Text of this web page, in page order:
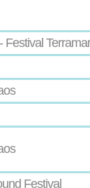
Festival Terramar
Festival